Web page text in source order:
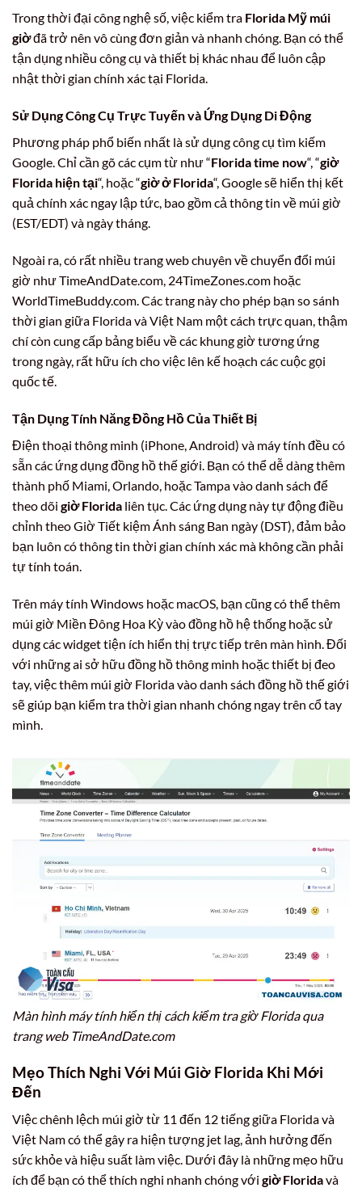
Trong thời đại công nghệ số, việc kiểm tra Florida Mỹ múi
giờđã trở nên vô cùng đơn giản và nhanh chóng. Bạn có thể
tận dụng nhiều công cụ và thiết bị khác nhau để luôn cập
nhật thời gian chính xác tại Florida.
Sử Dụng Công Cụ Trực Tuyến và Ứng Dụng Di Động
Phương pháp phổ biến nhất là sử dụng công cụ tìm kiếm
Google. Chỉ cần gõ các cụm từ như “Florida time now“, “giờ
Florida hiện tại“, hoặc “giờ ở Florida“, Google sẽ hiển thị kết
quả chính xác ngay lập tức, bao gồm cả thông tin về múi giờ
(EST/EDT) và ngày tháng.
Ngoài ra, có rất nhiều trang web chuyên về chuyển đổi múi
giờ như TimeAndDate.com, 24TimeZones.com hoặc
WorldTimeBuddy.com. Các trang này cho phép bạn so sánh
thời gian giữa Florida và Việt Nam một cách trực quan, thậm
chí còn cung cấp bảng biểu về các khung giờ tương ứng
trong ngày, rất hữu ích cho việc lên kế hoạch các cuộc gọi
quốc tế.
Tận Dụng Tính Năng Đồng Hồ Của Thiết Bị
Điện thoại thông minh (iPhone, Android) và máy tính đều có
sẵn các ứng dụng đồng hồ thế giới. Bạn có thể dễ dàng thêm
thành phố Miami, Orlando, hoặc Tampa vào danh sách để
theo dõi giờ Florida liên tục. Các ứng dụng này tự động điều
chỉnh theo Giờ Tiết kiệm Ánh sáng Ban ngày (DST), đảm bảo
bạn luôn có thông tin thời gian chính xác mà không cần phải
tự tính toán.
Trên máy tính Windows hoặc macOS, bạn cũng có thể thêm
múi giờ Miền Đông Hoa Kỳ vào đồng hồ hệ thống hoặc sử
dụng các widget tiện ích hiển thị trực tiếp trên màn hình. Đối
với những ai sở hữu đồng hồ thông minh hoặc thiết bị đeo
tay, việc thêm múi giờ Florida vào danh sách đồng hồ thế giới
sẽ giúp bạn kiểm tra thời gian nhanh chóng ngay trên cổ tay
mình.
Màn hình máy tính hiển thị cách kiểm tra giờ Florida qua
trang web TimeAndDate.com
Mẹo Thích Nghi Với Múi Giờ Florida Khi Mới
Đến
Việc chênh lệch múi giờ từ 11 đến 12 tiếng giữa Florida và
Việt Nam có thể gây ra hiện tượng jet lag, ảnh hưởng đến
sức khỏe và hiệu suất làm việc. Dưới đây là những mẹo hữu
ích để bạn có thể thích nghi nhanh chóng với giờ Floridavà